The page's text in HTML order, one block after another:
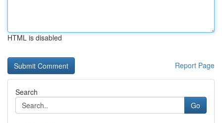
HTML is disabled
Report Page
Search
Go